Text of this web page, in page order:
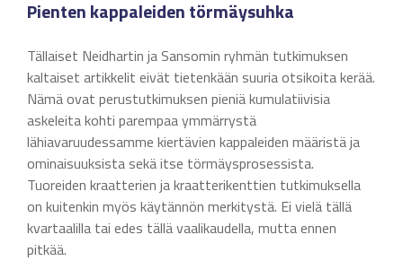
Pienten kappaleiden törmäysuhka
Tällaiset Neidhartin ja Sansomin ryhmän tutkimuksen
kaltaiset artikkelit eivät tietenkään suuria otsikoita kerää.
Nämä ovat perustutkimuksen pieniä kumulatiivisia
askeleita kohti parempaa ymmärrystä
lähiavaruudessamme kiertävien kappaleiden määristä ja
ominaisuuksista sekä itse törmäysprosessista.
Tuoreiden kraatterien ja kraatterikenttien tutkimuksella
on kuitenkin myös käytännön merkitystä. Ei vielä tällä
kvartaalilla tai edes tällä vaalikaudella, mutta ennen
pitkää.